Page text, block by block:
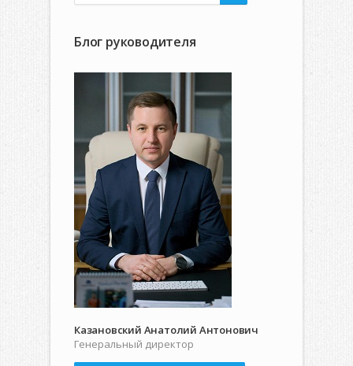
Блог руководителя
Казановский Анатолий Антонович
Генеральный директор